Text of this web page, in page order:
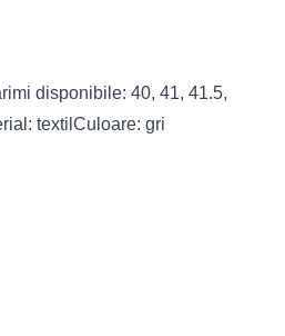
disponibile: 40, 41, 41.5,
textilCuloare: gri